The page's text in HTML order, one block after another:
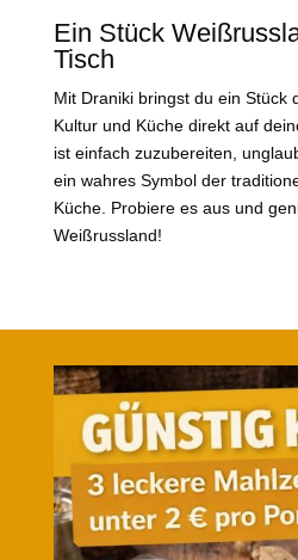
Ein Stück
Tisch
Mit Draniki bringst du ein Stück
Kultur und Küche direkt auf
ist einfach zuzubereiten,
ein wahres Symbol der
Küche. Probiere es aus und
Weißrussland!